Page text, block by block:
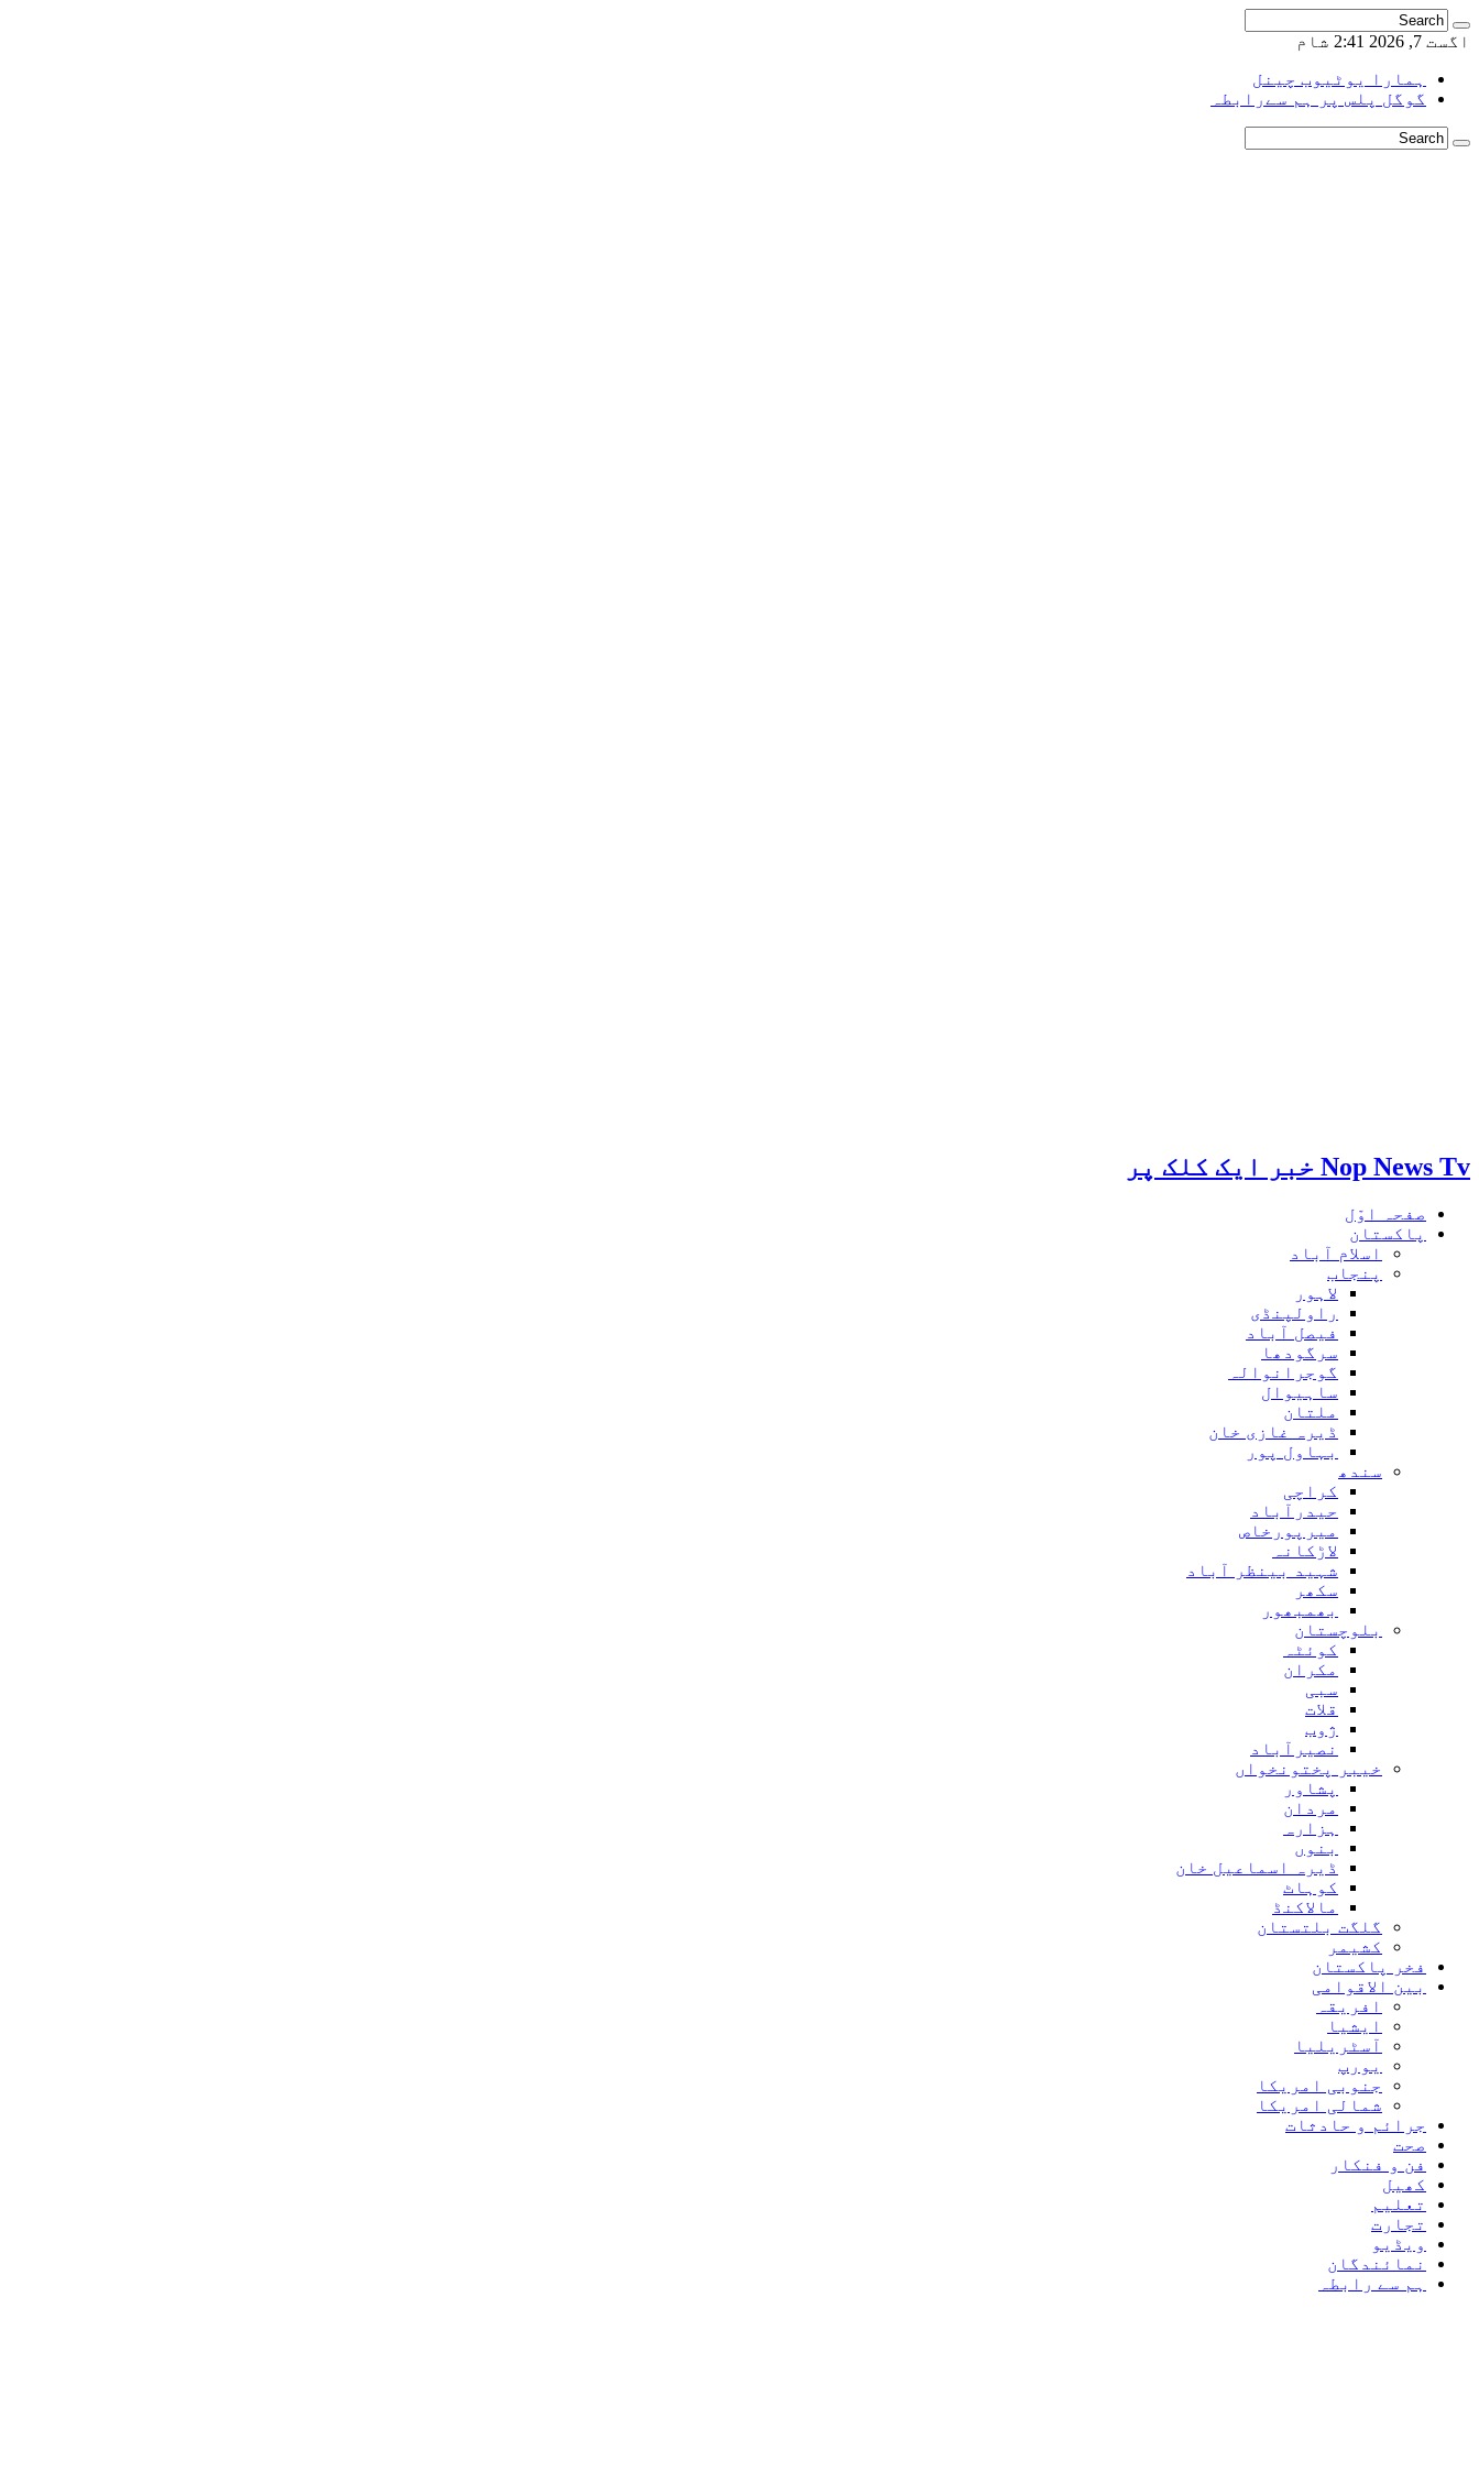
اگست 7, 2026 2:41 شام
ہمارا یوٹیوب چینل
گوگل پلس پر ہم سےرابطہ
Nop News Tv خبر ایک کلک پر
صفحہ اوّل
پاکستان
اسلام آباد
پنجاب
لاہور
راولپنڈی
فیصل آباد
سرگودھا
گوجرانوالہ
ساہیوال
ملتان
ڈیرہ غازی خان
بہاول پور
سندھ
کراچی
حیدرآباد
میرپورخاص
لاڑکانہ
شہید بینظر آباد
سکھر
بھمبھور
بلوچستان
کوئٹہ
مکران
سبی
قلات
ژوب
نصیرآباد
خیبر پختونخواں
پشاور
مردان
ہزارہ
بنوں
ڈیرہ اسماعیل خان
کوہاٹ
مالاکنڈ
گلگت بلتستان
کشیمر
فخر پاکستان
بین الاقوامی
افریقہ
ایشیا
آسٹریلیا
یورپ
جنوبی امریکا
شمالی امریکا
جرائم و حادثات
صحت
فن و فنکار
کھیل
تعلیم
تجارت
ویڈیو
نمائندگان
ہم سے رابطہ